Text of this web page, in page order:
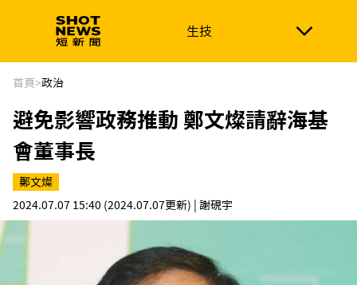
生技
生技 政治
新南向 體育
首頁>政治
避免影響政務推動 鄭文燦請辭海基
會董事長
鄭文燦
2024.07.07 15:40 (2024.07.07更新) | 謝硯宇